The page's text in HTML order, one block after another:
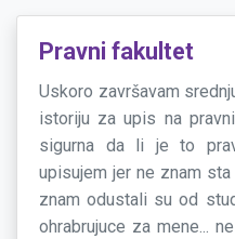
Pravni fakultet
Uskoro završavam
istoriju za upis na
sigurna da li je to
upisujem jer ne znam
znam odustali su od
ohrabrujuce za mene...